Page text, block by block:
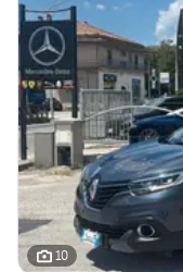
10